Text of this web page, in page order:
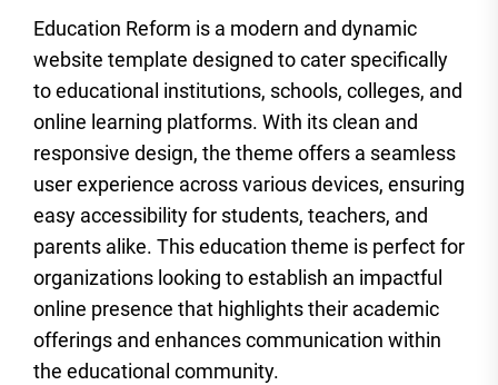
Education Reform is a modern and dynamic
website template designed to cater specifically
to educational institutions, schools, colleges, and
online learning platforms. With its clean and
responsive design, the theme offers a seamless
user experience across various devices, ensuring
easy accessibility for students, teachers, and
parents alike. This education theme is perfect for
organizations looking to establish an impactful
online presence that highlights their academic
offerings and enhances communication within
the educational community.